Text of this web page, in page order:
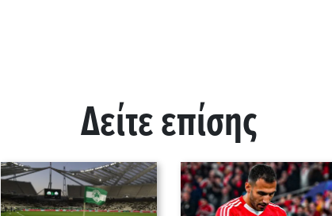
Δείτε επίσης